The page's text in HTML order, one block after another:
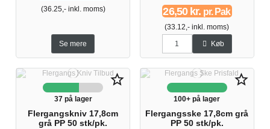
(36.25,- inkl. moms)
Se mere
26,50 kr. pr. Pak
(33.12,- inkl. moms)
Køb
star_border
37 på lager
Flergangskniv 17,8cm
grå PP 50 stk/pk.
star_border
100+ på lager
Flergangsske 17,8cm grå
PP 50 stk/pk.